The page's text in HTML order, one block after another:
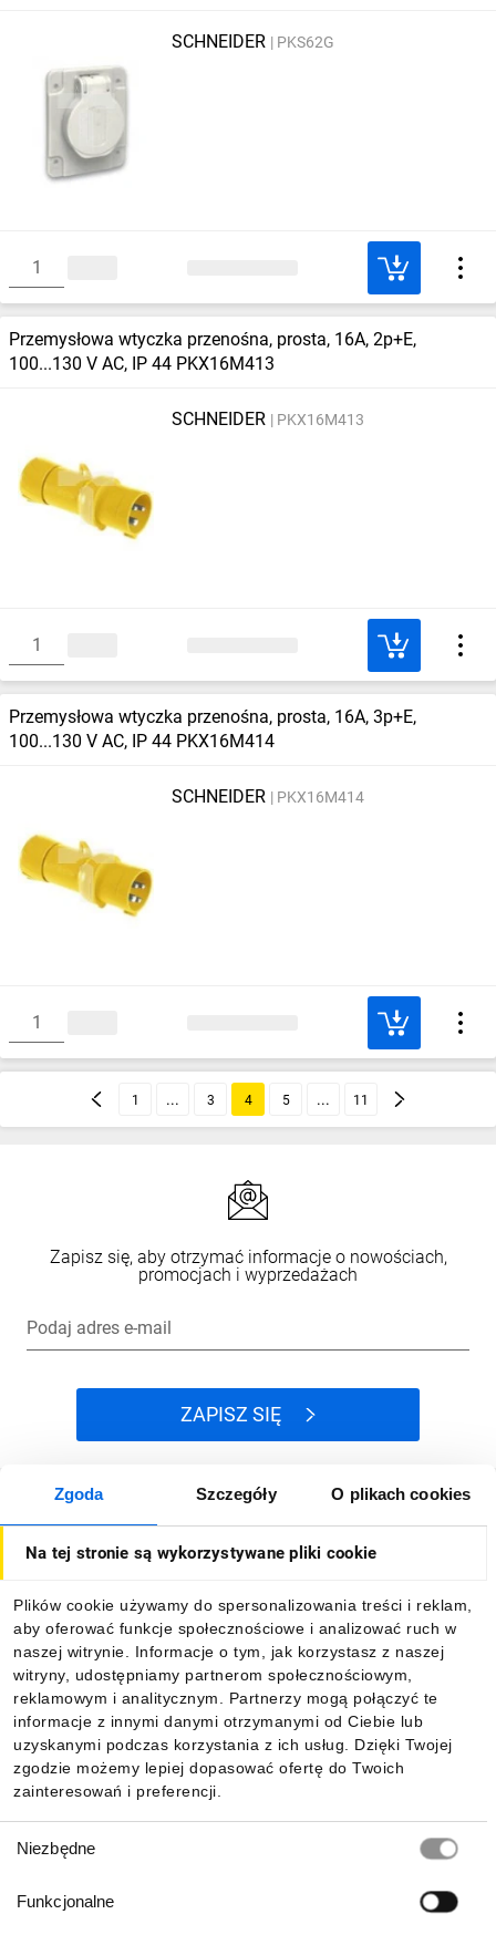
Zgoda Szczegóły O plikach cookies
Na tej stronie są wykorzystywane pliki cookie
Plików cookie używamy do spersonalizowania treści i reklam,
aby oferować funkcje społecznościowe i analizować ruch w
naszej witrynie. Informacje o tym, jak korzystasz z naszej
witryny, udostępniamy partnerom społecznościowym,
reklamowym i analitycznym. Partnerzy mogą połączyć te
informacje z innymi danymi otrzymanymi od Ciebie lub
uzyskanymi podczas korzystania z ich usług. Dzięki Twojej
zgodzie możemy lepiej dopasować ofertę do Twoich
zainteresowań i preferencji.
zgody
Niezbędne
Funkcjonalne
SCHNEIDER PKS62G
Przemysłowa wtyczka przenośna, prosta, 16A, 2p+E,
100...130 V AC, IP 44 PKX16M413
SCHNEIDER PKX16M413
Przemysłowa wtyczka przenośna, prosta, 16A, 3p+E,
100...130 V AC, IP 44 PKX16M414
SCHNEIDER PKX16M414
1 3 4 5 11
Zapisz się, aby otrzymać informacje o nowościach,
promocjach i wyprzedażach
Podaj adres e-mail
ZAPISZ SIĘ
Dla kupujących
Informacje
Pobierz naszą aplikację mobilną: